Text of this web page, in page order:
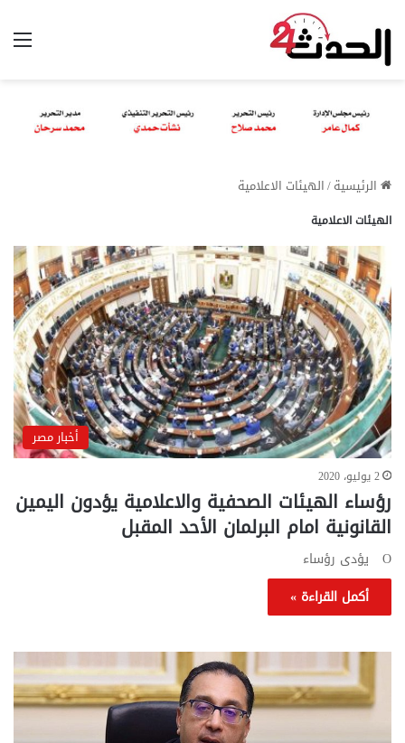
الرئيسية/الهيئات الاعلامية
الهيئات الاعلامية
أخبار مصر
2 يوليو، 2020
رؤساء الهيئات الصحفية والاعلامية يؤدون اليمين
القانونية امام البرلمان الأحد المقبل
O يؤدى رؤساء
أكمل القراءة »
تحركات
حكومية
لحسم
قانون
..